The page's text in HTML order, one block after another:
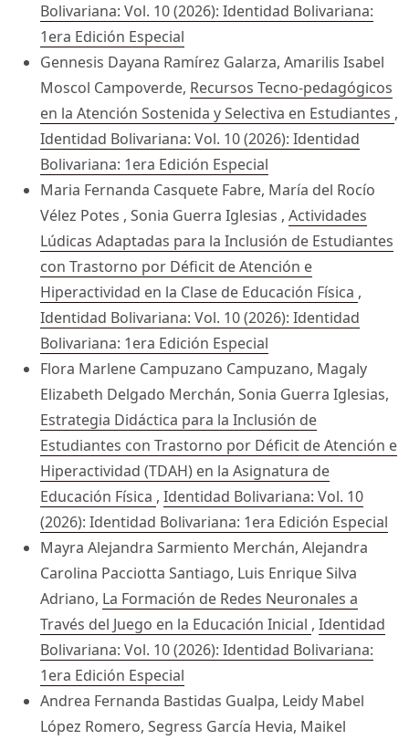
Bolivariana: Vol. 10 (2026): Identidad Bolivariana:
1era Edición Especial
Gennesis Dayana Ramírez Galarza, Amarilis Isabel
Moscol Campoverde, Recursos Tecno-pedagógicos
en la Atención Sostenida y Selectiva en Estudiantes ,
Identidad Bolivariana: Vol. 10 (2026): Identidad
Bolivariana: 1era Edición Especial
Maria Fernanda Casquete Fabre, María del Rocío
Vélez Potes , Sonia Guerra Iglesias , Actividades
Lúdicas Adaptadas para la Inclusión de Estudiantes
con Trastorno por Déficit de Atención e
Hiperactividad en la Clase de Educación Física ,
Identidad Bolivariana: Vol. 10 (2026): Identidad
Bolivariana: 1era Edición Especial
Flora Marlene Campuzano Campuzano, Magaly
Elizabeth Delgado Merchán, Sonia Guerra Iglesias,
Estrategia Didáctica para la Inclusión de
Estudiantes con Trastorno por Déficit de Atención e
Hiperactividad (TDAH) en la Asignatura de
Educación Física , Identidad Bolivariana: Vol. 10
(2026): Identidad Bolivariana: 1era Edición Especial
Mayra Alejandra Sarmiento Merchán, Alejandra
Carolina Pacciotta Santiago, Luis Enrique Silva
Adriano, La Formación de Redes Neuronales a
Través del Juego en la Educación Inicial , Identidad
Bolivariana: Vol. 10 (2026): Identidad Bolivariana:
1era Edición Especial
Andrea Fernanda Bastidas Gualpa, Leidy Mabel
López Romero, Segress García Hevia, Maikel